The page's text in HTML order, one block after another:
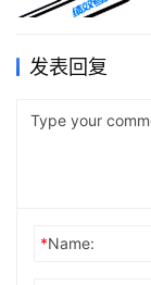
发表回复
*Name: